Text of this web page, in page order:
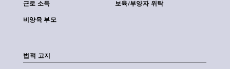
근로 소득 보육/부양자 위탁
비양육 부모
법적 고지